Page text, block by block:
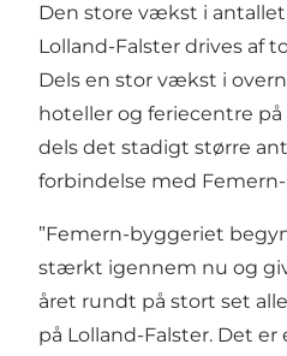
Den store vækst i
Lolland-Falster drives af
Dels en stor vækst i
hoteller og feriecentre på
dels det stadigt større
forbindelse med
”Femern-byggeriet
stærkt igennem nu og
året rundt på stort set
på Lolland-Falster. Det